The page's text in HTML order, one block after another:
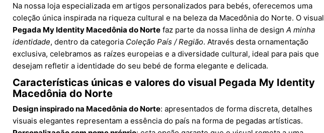
Na nossa loja especializada em artigos personalizados para bebés, oferecemos uma
coleção única inspirada na riqueza cultural e na beleza da Macedônia do Norte. O visual
Pegada My Identity Macedônia do Norte faz parte da nossa linha de design A minha
identidade, dentro da categoria Coleção País / Região. Através desta ornamentação
exclusiva, celebramos as raízes europeias e a diversidade cultural, ideal para pais que
desejam refletir a identidade do seu bebé de forma elegante e delicada.
Características únicas e valores do visual Pegada My Identity
Macedônia do Norte
Design inspirado na Macedônia do Norte: apresentados de forma discreta, detalhes
visuais elegantes representam a essência do país na forma de pegadas artísticas.